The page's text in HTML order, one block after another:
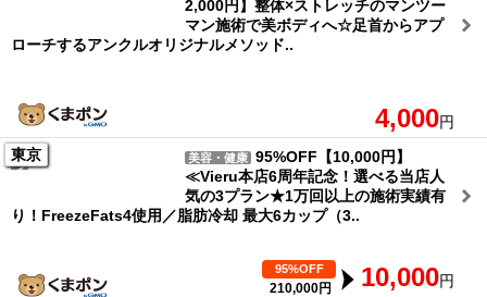
2,000円】整体×ストレッチのマンツー
マン施術で美ボディへ☆足首からアプ
ローチするアンクルオリジナルメソッド..
4,000円
東京
美容・健康 95%OFF【10,000円】
≪Vieru本店6周年記念！選べる当店人
気の3プラン★1万回以上の施術実績有
り！FreezeFats4使用／脂肪冷却 最大6カップ（3..
95%OFF
210,000円 10,000円